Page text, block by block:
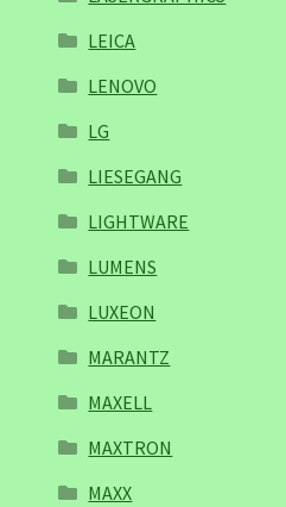
LEICA
LENOVO
LG
LIESEGANG
LIGHTWARE
LUMENS
LUXEON
MARANTZ
MAXELL
MAXTRON
MAXX